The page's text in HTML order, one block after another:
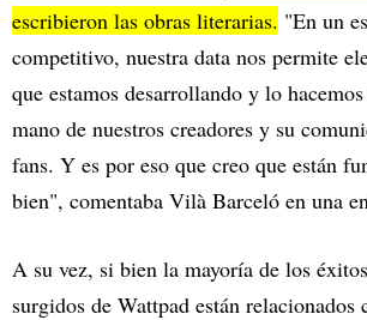
escribieron las obras literarias. "En un
competitivo, nuestra data nos permite
que estamos desarrollando y lo
mano de nuestros creadores y su
fans. Y es por eso que creo que están
bien", comentaba Vilà Barceló en una
A su vez, si bien la mayoría de los
surgidos de Wattpad están relacionados